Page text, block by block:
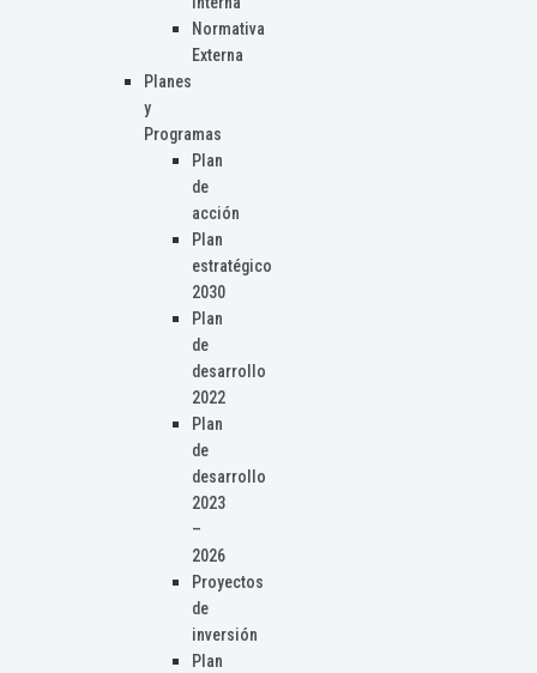
Normativa
Externa
Planes
y
Programas
Plan
de
acción
Plan
estratégico
2030
Plan
de
desarrollo
2022
Plan
de
desarrollo
2023
–
2026
Proyectos
de
inversión
Plan